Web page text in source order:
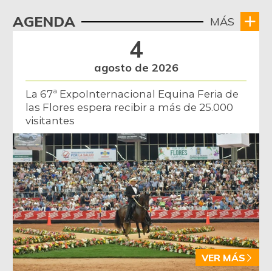
AGENDA MÁS
4
agosto de 2026
La 67ª ExpoInternacional Equina Feria de
las Flores espera recibir a más de 25.000
visitantes
VER MÁS